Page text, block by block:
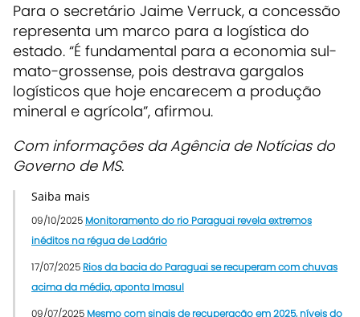
Para o secretário Jaime Verruck, a concessão
representa um marco para a logística do
estado. “É fundamental para a economia sul-
mato-grossense, pois destrava gargalos
logísticos que hoje encarecem a produção
mineral e agrícola”, afirmou.
Com informações da Agência de Notícias do
Governo de MS.
Saiba mais
09/10/2025 Monitoramento do rio Paraguai revela extremos
inéditos na régua de Ladário
17/07/2025 Rios da bacia do Paraguai se recuperam com chuvas
acima da média, aponta Imasul
09/07/2025 Mesmo com sinais de recuperação em 2025, níveis do